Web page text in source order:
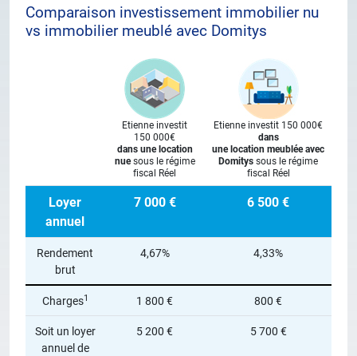
Comparaison investissement immobilier nu
vs immobilier meublé avec Domitys
Etienne investit
150 000€
dans une location
nuesous le régime
fiscal Réel
Etienne investit 150 000€
dans
une location meublée avec
Domityssous le régime
fiscal Réel
Loyer
annuel
7 000 € 6 500 €
Rendement
brut
4,67% 4,33%
Charges1 1 800 €
800 €
Soit un loyer
annuel de
5 200 € 5 700 €